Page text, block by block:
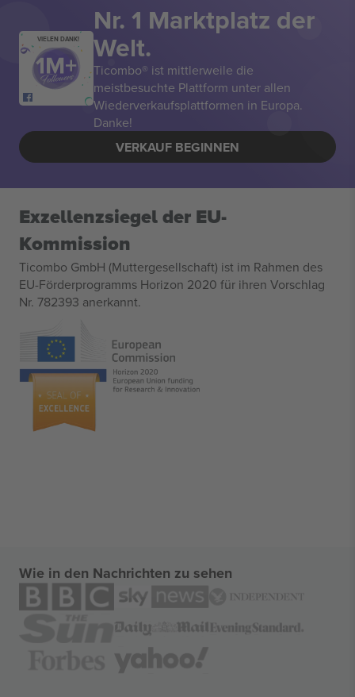
VIELEN DANK!
Nr. 1 Marktplatz der
Welt.
Ticombo® ist mittlerweile die
meistbesuchte Plattform unter allen
Wiederverkaufsplattformen in Europa.
Danke!
VERKAUF BEGINNEN
Exzellenzsiegel der EU-
Kommission
Ticombo GmbH (Muttergesellschaft) ist im Rahmen des
EU-Förderprogramms Horizon 2020 für ihren Vorschlag
Nr. 782393 anerkannt.
Wie in den Nachrichten zu sehen